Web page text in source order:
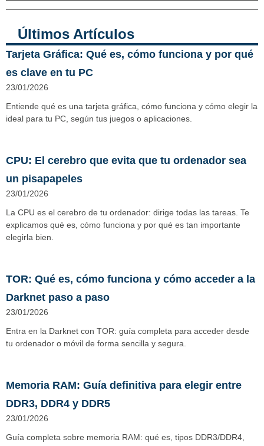
Últimos Artículos
Tarjeta Gráfica: Qué es, cómo funciona y por qué
es clave en tu PC
23/01/2026
Entiende qué es una tarjeta gráfica, cómo funciona y cómo elegir la
ideal para tu PC, según tus juegos o aplicaciones.
CPU: El cerebro que evita que tu ordenador sea
un pisapapeles
23/01/2026
La CPU es el cerebro de tu ordenador: dirige todas las tareas. Te
explicamos qué es, cómo funciona y por qué es tan importante
elegirla bien.
TOR: Qué es, cómo funciona y cómo acceder a la
Darknet paso a paso
23/01/2026
Entra en la Darknet con TOR: guía completa para acceder desde
tu ordenador o móvil de forma sencilla y segura.
Memoria RAM: Guía definitiva para elegir entre
DDR3, DDR4 y DDR5
23/01/2026
Guía completa sobre memoria RAM: qué es, tipos DDR3/DDR4,